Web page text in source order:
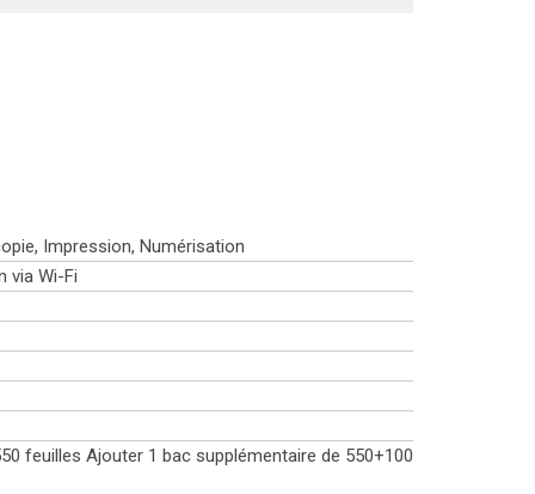
Impression, Numérisation
via Wi-Fi
feuilles Ajouter 1 bac supplémentaire de 550+100